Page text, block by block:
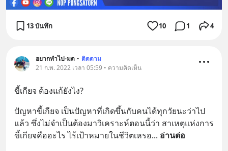
13 บันทึก 10 1 4
อยากทำไป-มด • ติดตาม
21 ก.พ. 2022 เวลา 05:59 • ความคิดเห็น
ขี้เกียจ ต้องแก้ยังไง?
ปัญหาขี้เกียจ เป็นปัญหาที่เกิดขึ้นกับคนได้ทุกวัยนะว่าไป
แล้ว ซึ่งไม่จำเป็นต้องมาวิเคราะห์ตอนนี้ว่า สาเหตุแห่งการ
ขี้เกียจคืออะไร ไร้เป้าหมายในชีวิตเหรอ... อ่านต่อ